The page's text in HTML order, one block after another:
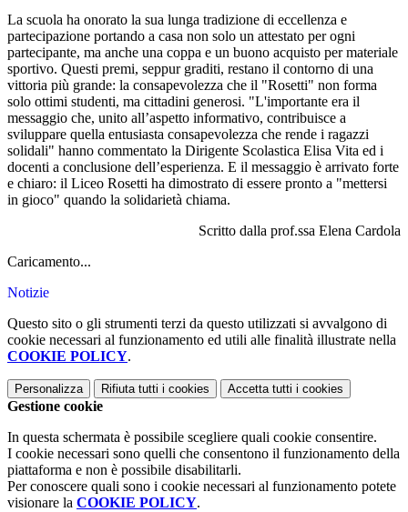
La scuola ha onorato la sua lunga tradizione di eccellenza e
partecipazione portando a casa non solo un attestato per ogni
partecipante, ma anche una coppa e un buono acquisto per materiale
sportivo. Questi premi, seppur graditi, restano il contorno di una
vittoria più grande: la consapevolezza che il "Rosetti" non forma
solo ottimi studenti, ma cittadini generosi. "L'importante era il
messaggio che, unito all’aspetto informativo, contribuisce a
sviluppare quella entusiasta consapevolezza che rende i ragazzi
solidali" hanno commentato la Dirigente Scolastica Elisa Vita ed i
docenti a conclusione dell’esperienza. E il messaggio è arrivato forte
e chiaro: il Liceo Rosetti ha dimostrato di essere pronto a "mettersi
in gioco" quando la solidarietà chiama.
Scritto dalla prof.ssa Elena Cardola
Caricamento...
Notizie
Questo sito o gli strumenti terzi da questo utilizzati si avvalgono di
cookie necessari al funzionamento ed utili alle finalità illustrate nella
COOKIE POLICY.
Personalizza Rifiuta tutti i cookies Accetta tutti i cookies
Gestione cookie
In questa schermata è possibile scegliere quali cookie consentire.
I cookie necessari sono quelli che consentono il funzionamento della
piattaforma e non è possibile disabilitarli.
Per conoscere quali sono i cookie necessari al funzionamento potete
visionare la COOKIE POLICY.